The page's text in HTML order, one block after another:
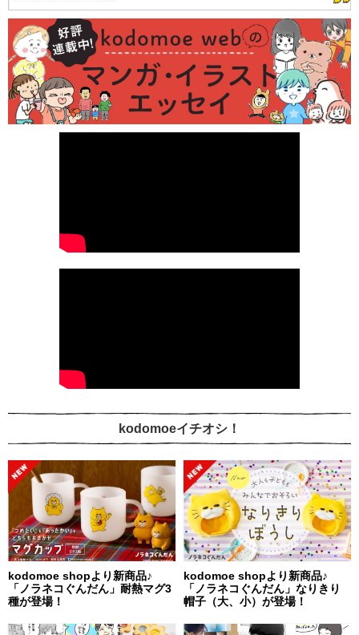
kodomoeイチオシ！
kodomoe shopより新商品♪
「ノラネコぐんだん」耐熱マグ3
種が登場！
kodomoe shopより新商品♪
「ノラネコぐんだん」なりきり
帽子（大、小）が登場！